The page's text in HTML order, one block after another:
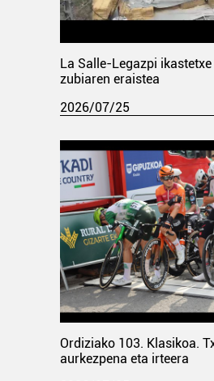
La Salle-Legazpi
zubiaren eraistea
2026/07/25
Ordiziako 103. Klasikoa.
aurkezpena eta irteera